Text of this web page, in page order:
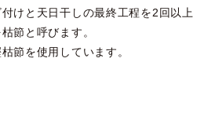
けと天日干しの最終工程を2回以上
節と呼びます。
節を使用しています。